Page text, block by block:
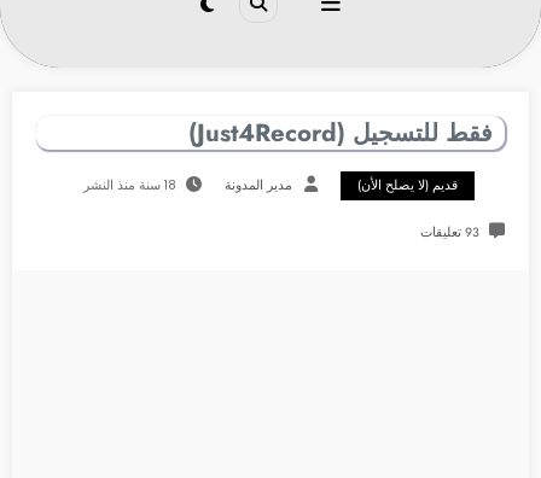
فقط للتسجيل (Just4Record)
قديم (لا يصلح الأن) مدير المدونة 18 سنة منذ النشر
93 تعليقات